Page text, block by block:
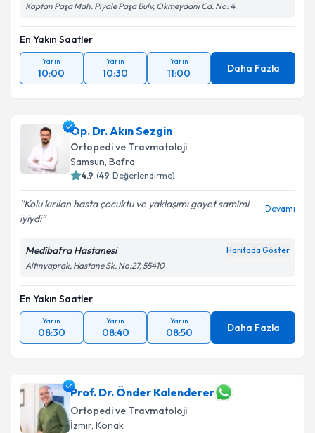
Kaptan Paşa Mah. Piyale Paşa Bulv, Okmeydanı Cd. No: 4
En Yakın Saatler
Yarın
10:00
Yarın
10:30
Yarın
11:00 Daha Fazla
Op. Dr. Akın Sezgin
Ortopedi ve Travmatoloji
Samsun, Bafra
4.9 (49 Değerlendirme)
Kolu kırılan hasta çocuktu ve yaklaşımı gayet samimi
iyiydi
Devamı
Medibafra Hastanesi Haritada Göster
Altınyaprak, Hastane Sk. No:27, 55410
En Yakın Saatler
Yarın
08:30
Yarın
08:40
Yarın
08:50 Daha Fazla
Prof. Dr. Önder Kalenderer
Ortopedi ve Travmatoloji
İzmir, Konak